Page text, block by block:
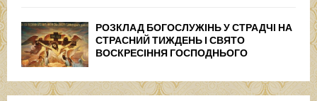
РОЗКЛАД БОГОСЛУЖІНЬ У СТРАДЧІ НА
СТРАСНИЙ ТИЖДЕНЬ І СВЯТО
ВОСКРЕСІННЯ ГОСПОДНЬОГО